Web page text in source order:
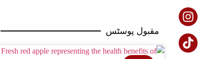
مقبول پوسٹس